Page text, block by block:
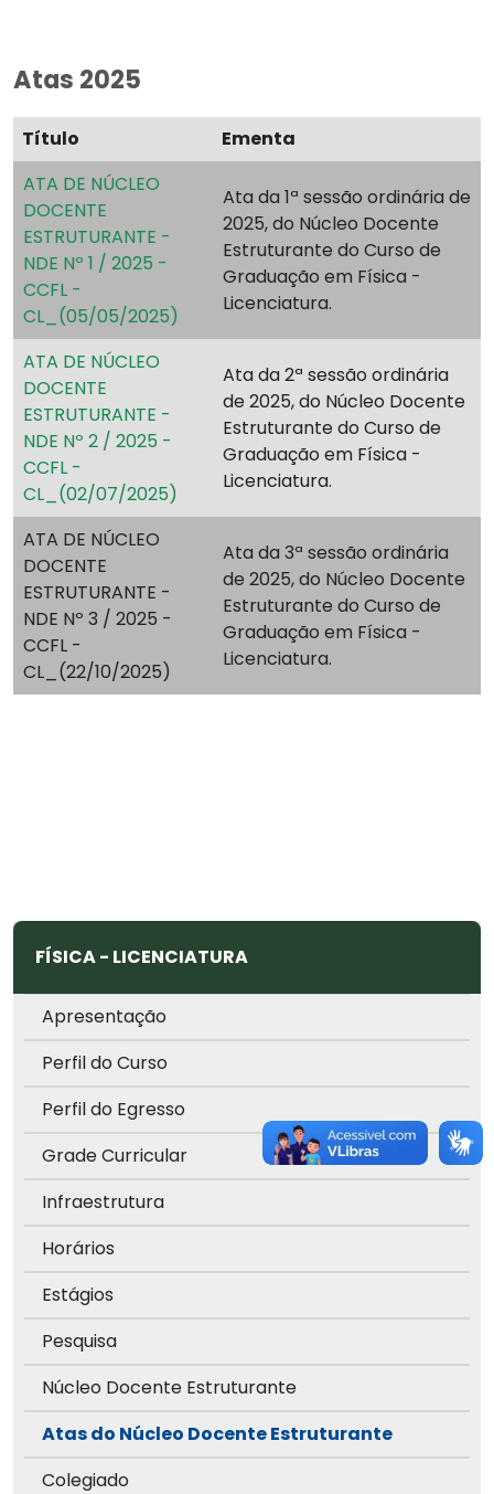
Atas 2025
Título
Ementa
ATA DE NÚCLEO
DOCENTE
ESTRUTURANTE -
NDE Nº 1 / 2025 -
CCFL -
CL_(05/05/2025)
Ata da 1ª sessão ordinária de
2025, do Núcleo Docente
Estruturante do Curso de
Graduação em Física -
Licenciatura.
ATA DE NÚCLEO
DOCENTE
ESTRUTURANTE -
NDE Nº 2 / 2025 -
CCFL -
CL_(02/07/2025)
Ata da 2ª sessão ordinária
de 2025, do Núcleo Docente
Estruturante do Curso de
Graduação em Física -
Licenciatura.
ATA DE NÚCLEO
DOCENTE
ESTRUTURANTE -
NDE Nº 3 / 2025 -
CCFL -
CL_(22/10/2025)
Ata da 3ª sessão ordinária
de 2025, do Núcleo Docente
Estruturante do Curso de
Graduação em Física -
Licenciatura.
FÍSICA - LICENCIATURA
Apresentação
Perfil do Curso
Perfil do Egresso
Grade Curricular
Infraestrutura
Horários
Estágios
Pesquisa
Núcleo Docente Estruturante
Atas do Núcleo Docente Estruturante
Colegiado